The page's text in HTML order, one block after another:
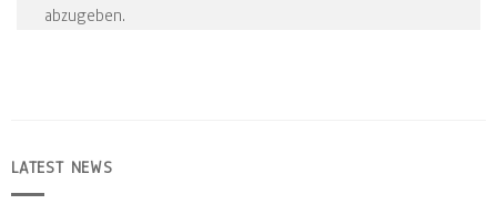
abzugeben.
LATEST NEWS